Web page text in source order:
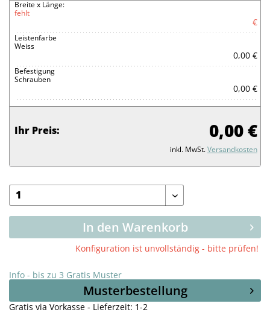
Breite x Länge:
fehlt
€
Leistenfarbe
Weiss
0,00 €
Befestigung
Schrauben
0,00 €
Ihr Preis: 0,00 €
inkl. MwSt.Versandkosten
In den Warenkorb
Konfiguration ist unvollständig - bitte prüfen!
Musterbestellung
Info - bis zu 3 Gratis Muster
Gratis via Vorkasse - Lieferzeit: 1-2